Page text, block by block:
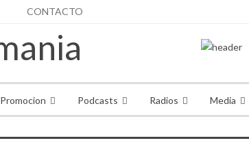
CONTACTO
Promocion Podcasts Radios Media